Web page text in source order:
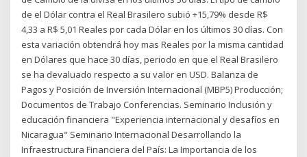
de el Dólar contra el Real Brasilero subió +15,79% desde R$
4,33 a R$ 5,01 Reales por cada Dólar en los últimos 30 días. Con
esta variación obtendrá hoy mas Reales por la misma cantidad
en Dólares que hace 30 días, periodo en que el Real Brasilero
se ha devaluado respecto a su valor en USD. Balanza de
Pagos y Posición de Inversión Internacional (MBP5) Producción;
Documentos de Trabajo Conferencias. Seminario Inclusión y
educación financiera "Experiencia internacional y desafíos en
Nicaragua" Seminario Internacional Desarrollando la
Infraestructura Financiera del País: La Importancia de los